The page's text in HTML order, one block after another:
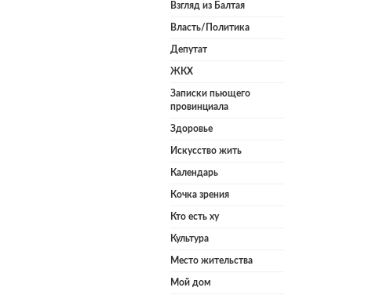
Взгляд из Балтая
Власть/Политика
Депутат
ЖКХ
Записки пьющего
провинциала
Здоровье
Искусство жить
Календарь
Кочка зрения
Кто есть ху
Культура
Место жительства
Мой дом